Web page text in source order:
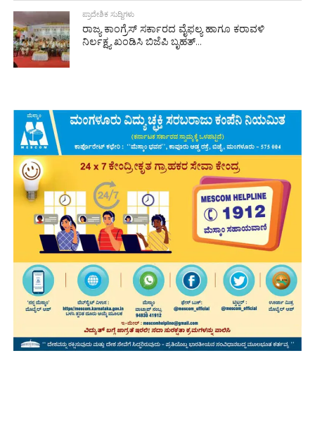
ಪ್ರಾದೇಶಿಕ ಸುದ್ದಿಗಳು
ರಾಜ್ಯ ಕಾಂಗ್ರೆಸ್ ಸರ್ಕಾರದ ವೈಫಲ್ಯ ಹಾಗೂ ಕರಾವಳಿ
ನಿರ್ಲಕ್ಷ್ಯ ಖಂಡಿಸಿ ಬಿಜೆಪಿ ಬೃಹತ್...